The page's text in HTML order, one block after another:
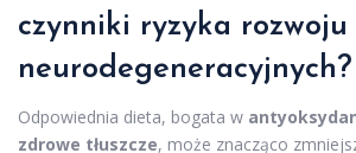
czynniki ryzyka rozwoju
neurodegeneracyjnych?
Odpowiednia dieta, bogata w
zdrowe tłuszcze, może znacząco